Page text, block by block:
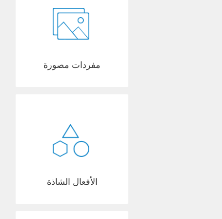
مفردات مصورة
الأفعال الشاذة